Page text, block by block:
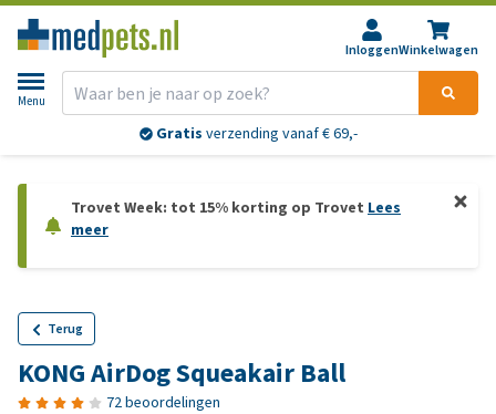
InloggenWinkelwagen
Menu
Gratis verzending vanaf € 69,-
Trovet Week: tot 15% korting op Trovet Lees
meer
Terug
KONG AirDog Squeakair Ball
72 beoordelingen